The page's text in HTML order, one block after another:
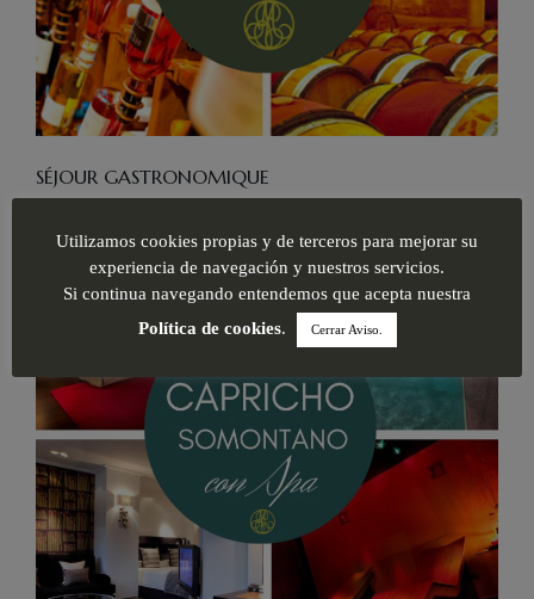
SÉJOUR GASTRONOMIQUE
Utilizamos cookies propias y de terceros para mejorar su
experiencia de navegación y nuestros servicios.
Si continua navegando entendemos que acepta nuestra
Política de cookies. Cerrar Aviso.